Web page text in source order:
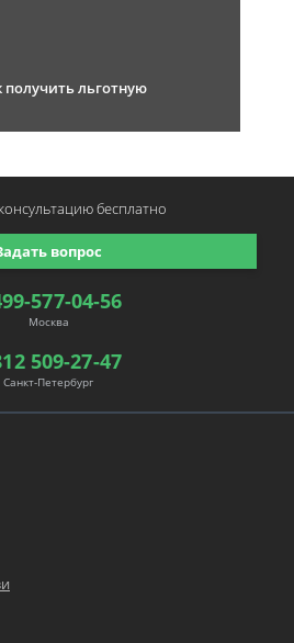
получить льготную
577-04-56
Москва
509-27-47
Санкт-Петербург
вопрос
бесплатно